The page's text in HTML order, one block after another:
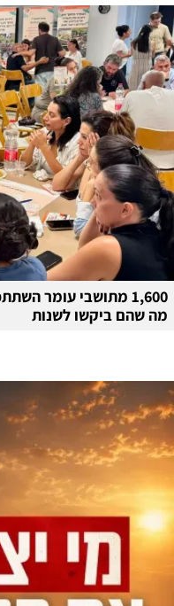
1,600 מתושבי עומר
מה שהם ביקשו לשנות